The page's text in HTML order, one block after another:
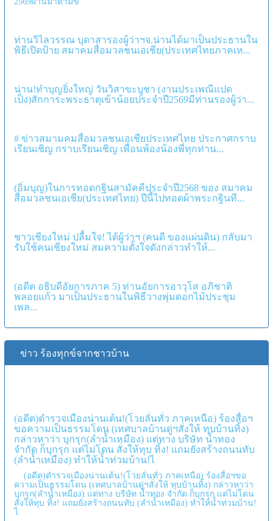
ท่านวิไลวรรณ บุดาสารองผู้ว่าฯจ.น่านได้มาเป็นประธานในพิธีเปิด
ป้าย สมาคมสื่อมวลชนเอเชีย(ประเทศไทยภาคเห...
น่าน!ทำบุญยิ่งใหญ่ วันวิสาขะบูชา (งานประเพณีแปดเป็ง)สักการะ
พระธาตุเข้าน้อยประจำปี2569มีท่านรองผู้ว่า...
# ข่าวสมามคมสื่อมวลชนเอเชียประเทศไทย ประกาศกราบเรียน
เชิญ กราบเรียนเชิญ เพื่อนพ้องน้องพี่ทุกท่าน...
(อิ่มบุญ)ในการทอดกฐินสามัคคีประจำปี2568 ของ สมาคม
สื่อมวลชนเอเชีย(ประเทศไทย) ปีนี้ไปทอดผ้าพระกฐินที...
ชาวเชียงใหม่ ปลื้มใจ! ได้ผู้ว่าฯ (คนดี ของแผ่นดิน) กลับมารับใช้คน
เชียงใหม่ สมความตั้งใจดังกล่าวทำให้...
(อดีต อธิบดีอัยการภาค 5) ท่านอัยการอาวุโส อภิชาติ พลอยแก้ว มา
เป็นประธานในพิธีวางพุ่มดอกไม้ประชุมเพล...
เป็นธรรมโดน (เทศบาลบ้านดู่ฯสั่งให้ ทุบบ้านทิ้ง) กล่าวหาว่า
บุกรุก(ลำน้ำเหมือง) แต่ทาง บริษัท น้ำทอง จำกัด ก็บุกรุก แต่ไม่โดน
สั่งให้ทุบ ทิ้ง! แถมยังสร้างถนนทับ (ลำน้ำเหมือง) ทำให้น้ำท่วม
บ้าน!ไ
(อดีต)ตำรวจเมืองน่านเต้น!(โวยลั่นทั่ว ภาคเหนือ) ร้องสื่อฯขอความเป็น
ธรรมโดน (เทศบาลบ้านดู่ฯสั่งให้ ทุบบ้านทิ้ง) กล่าวหาว่า บุกรุก(ลำน้ำเหมือง)
แต่ทาง บริษัท น้ำทอง จำกัด ก็บุกรุก แต่ไม่โดน สั่งให้ทุบ ทิ้ง! แถมยังสร้าง
ถนนทับ (ลำน้ำเหมือง) ทำให้น้ำท่วมบ้าน!ไ